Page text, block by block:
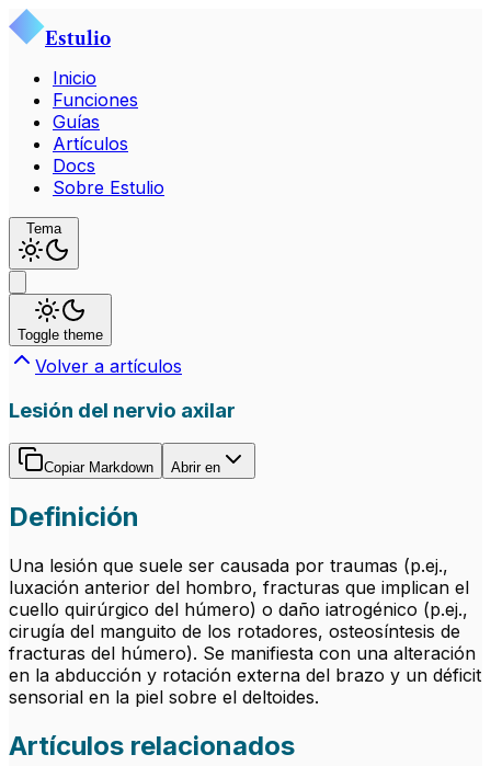
Estulio
Inicio
Funciones
Guías
Artículos
Docs
Sobre Estulio
Tema
Toggle theme
Volver a artículos
Lesión del nervio axilar
Copiar Markdown Abrir en
Definición
Una lesión que suele ser causada por traumas (p.ej.,
luxación anterior del hombro, fracturas que implican el
cuello quirúrgico del húmero) o daño iatrogénico (p.ej.,
cirugía del manguito de los rotadores, osteosíntesis de
fracturas del húmero). Se manifiesta con una alteración
en la abducción y rotación externa del brazo y un déficit
sensorial en la piel sobre el deltoides.
Artículos relacionados